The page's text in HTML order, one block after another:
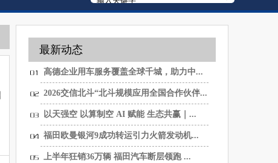
最新动态
高德企业用车服务覆盖全球千城，助力中...
2026交信北斗“北斗规模应用全国合作伙伴...
以天强空 以算制空 AI 赋能 生态共赢｜...
福田欧曼银河9成功转运引力火箭发动机...
上半年狂销36万辆 福田汽车断层领跑 ...